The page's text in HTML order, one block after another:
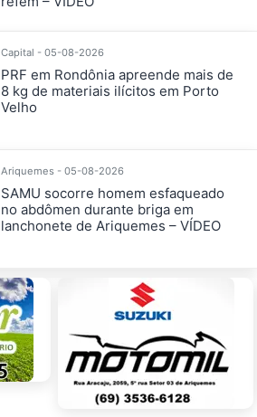
Capital - 05-08-2026
PRF em Rondônia apreende mais de
8 kg de materiais ilícitos em Porto
Velho
Ariquemes - 05-08-2026
SAMU socorre homem esfaqueado
no abdômen durante briga em
lanchonete de Ariquemes – VÍDEO